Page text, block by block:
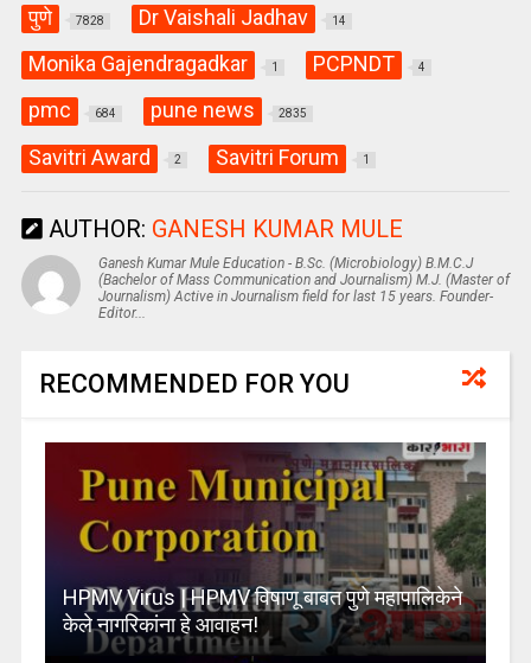
पुणे 7828 Dr Vaishali Jadhav 14
Monika Gajendragadkar 1 PCPNDT 4
pmc 684 pune news 2835
Savitri Award 2 Savitri Forum 1
AUTHOR: GANESH KUMAR MULE
Ganesh Kumar Mule Education - B.Sc. (Microbiology) B.M.C.J
(Bachelor of Mass Communication and Journalism) M.J. (Master of
Journalism) Active in Journalism field for last 15 years. Founder-
Editor...
RECOMMENDED FOR YOU
HPMV Virus | HPMV विषाणू बाबत पुणे महापालिकेने
केले नागरिकांना हे आवाहन!